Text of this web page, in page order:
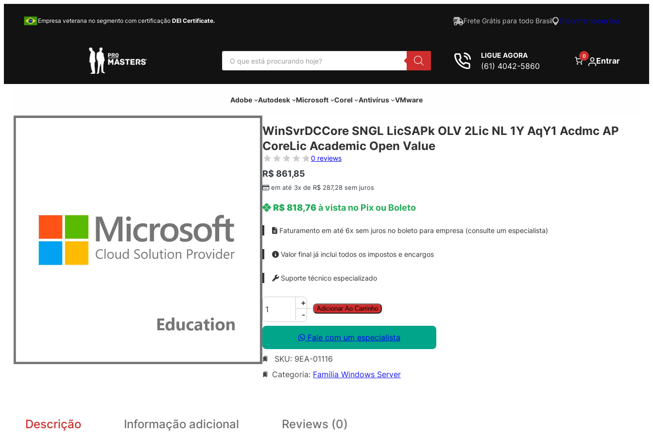
Empresa veterana no segmento com certificação DEI Certificate. Frete Grátis para todo Brasil Encontre nossa loja
P
s
u
r
LIGUE AGORA
(61) 4042-5860
0 Entrar
Adobe Autodesk Microsoft Corel Antivírus VMware
WinSvrDCCore SNGL LicSAPk OLV 2Lic NL 1Y AqY1 Acdmc AP
CoreLic Academic Open Value
0 reviews
R$ 861,85
em até 3x de R$ 287,28 sem juros
R$818,76à vista no Pix ou Boleto
Faturamento em até 6x sem juros no boleto para empresa (consulte um especialista)
Valor final já inclui todos os impostos e encargos
Suporte técnico especializado
W
n
v
r
D
+
-
Adicionar Ao Carrinho
Fale com um especialista
SKU: 9EA-01116
Categoria: Família Windows Server
Descrição Informação adicional Reviews (0)